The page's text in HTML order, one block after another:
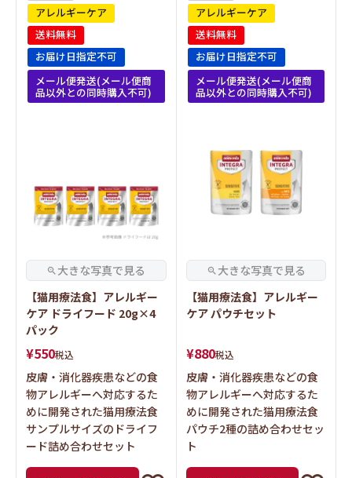
アレルギーケア
送料無料
お届け日指定不可
メール便発送(メール便商
品以外との同時購入不可)
【猫用療法食】アレルギー
ケア ドライフード 20g×4
パック
¥550税込
皮膚・消化器疾患などの食
物アレルギーへ対応するた
めに開発された猫用療法食
サンプルサイズのドライフ
ード詰め合わせセット
アレルギーケア
送料無料
お届け日指定不可
メール便発送(メール便商
品以外との同時購入不可)
【猫用療法食】アレルギー
ケア パウチセット
¥880税込
皮膚・消化器疾患などの食
物アレルギーへ対応するた
めに開発された猫用療法食
パウチ2種の詰め合わせセッ
ト